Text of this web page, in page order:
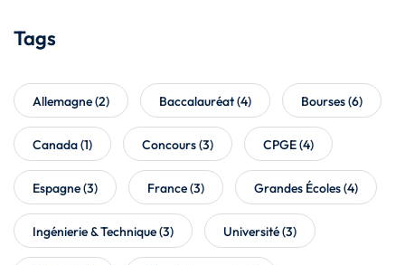
Tags
Allemagne(2) Baccalauréat(4) Bourses(6)
Canada(1) Concours(3) CPGE(4)
Espagne(3) France(3) Grandes Écoles(4)
Ingénierie & Technique(3) Université(3)